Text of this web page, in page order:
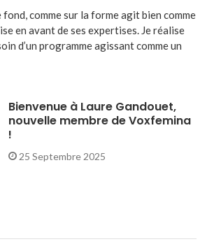
fond, comme sur la forme agit bien comme
en avant de ses expertises. Je réalise
d’un programme agissant comme un
Bienvenue à Laure Gandouet,
nouvelle membre de Voxfemina
!
25 Septembre 2025